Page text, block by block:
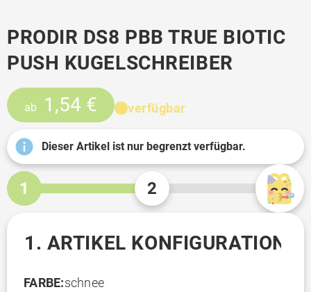
PRODIR DS8 PBB TRUE BIOTIC
PUSH KUGELSCHREIBER
ab 1,54 € verfügbar
Dieser Artikel ist nur begrenzt verfügbar.
1 2
1. ARTIKEL KONFIGURATION
FARBE:schnee